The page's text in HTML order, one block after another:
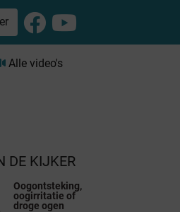
Alle video's
DE KIJKER
Oogontsteking,
oogirritatie of
droge ogen